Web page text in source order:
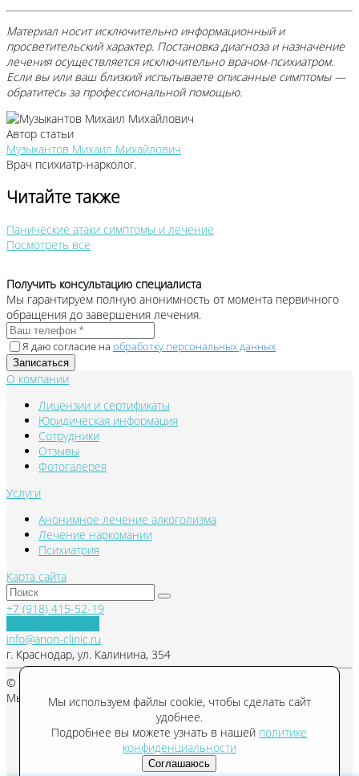
Материал носит исключительно информационный и
просветительский характер. Постановка диагноза и назначение
лечения осуществляется исключительно врачом-психиатром.
Если вы или ваш близкий испытываете описанные симптомы —
обратитесь за профессиональной помощью.
Автор статьи
Музыкантов Михаил Михайлович
Врач психиатр-нарколог.
Читайте также
Панические атаки симптомы и лечение
Посмотреть все
Получить консультацию специалиста
Мы гарантируем полную анонимность от момента первичного
обращения до завершения лечения.
Я даю согласие на обработку персональных данных
О компании
Лицензии и сертификаты
Юридическая информация
Сотрудники
Отзывы
Фотогалерея
Услуги
Анонимное лечение алкоголизма
Лечение наркомании
Психиатрия
Карта сайта
+7 (918) 415-52-19
info@anon-clinic.ru
г. Краснодар, ул. Калинина, 354
© 2026 Anon-Clinic, Все права защищены
Мы в соцсетяхМы используем файлы cookie, чтобы сделать сайт
удобнее.
Подробнее вы можете узнать в нашей политике
конфиденциальности
Соглашаюсь